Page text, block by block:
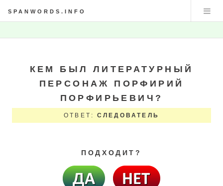
SPANWORDS.INFO
КЕМ БЫЛ ЛИТЕРАТУРНЫЙ
ПЕРСОНАЖ ПОРФИРИЙ
ПОРФИРЬЕВИЧ?
ОТВЕТ: СЛЕДОВАТЕЛЬ
ПОДХОДИТ?